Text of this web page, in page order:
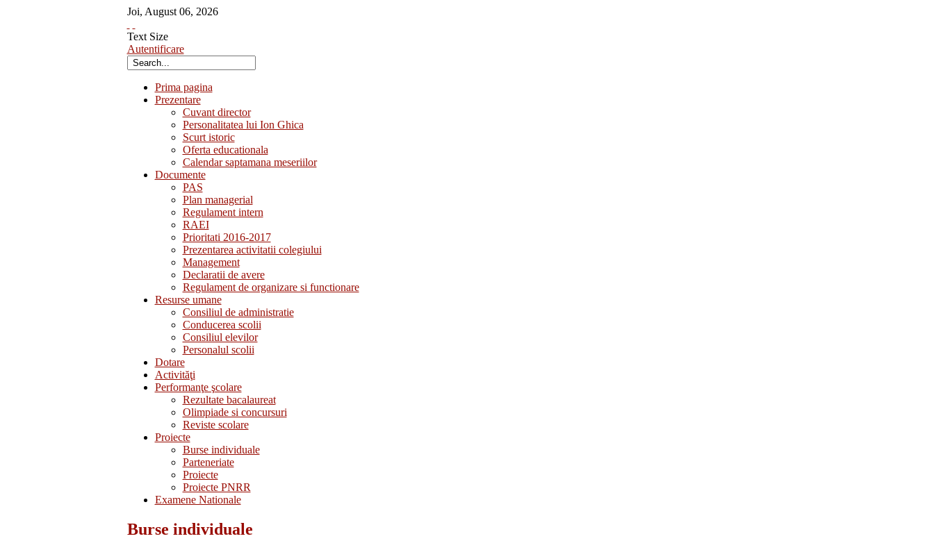
Joi, August 06, 2026
Text Size
Autentificare
Prima pagina
Prezentare
Cuvant director
Personalitatea lui Ion Ghica
Scurt istoric
Oferta educationala
Calendar saptamana meseriilor
Documente
PAS
Plan managerial
Regulament intern
RAEI
Prioritati 2016-2017
Prezentarea activitatii colegiului
Management
Declaratii de avere
Regulament de organizare si functionare
Resurse umane
Consiliul de administratie
Conducerea scolii
Consiliul elevilor
Personalul scolii
Dotare
Activităţi
Performanţe şcolare
Rezultate bacalaureat
Olimpiade si concursuri
Reviste scolare
Proiecte
Burse individuale
Parteneriate
Proiecte
Proiecte PNRR
Examene Nationale
Burse individuale